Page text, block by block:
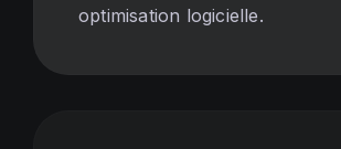
optimisation logicielle.